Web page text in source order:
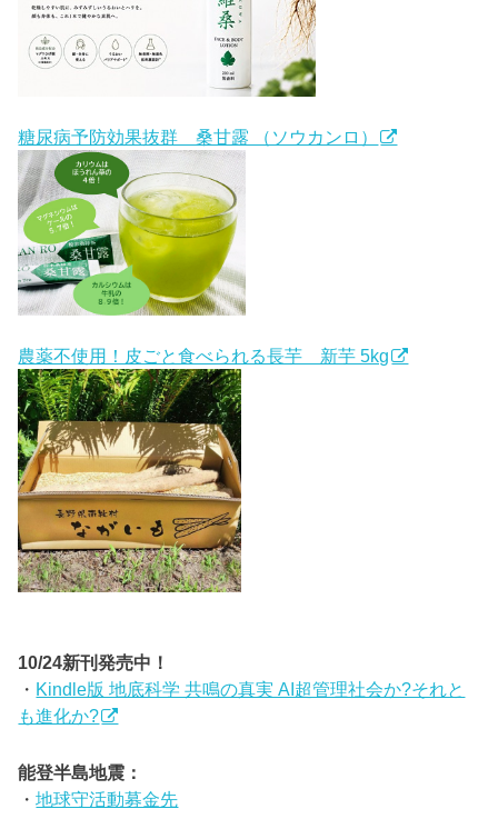
糖尿病予防効果抜群 桑甘露 （ソウカンロ）
農薬不使用！皮ごと食べられる長芋 新芋 5kg
10/24新刊発売中！
・ Kindle版 地底科学 共鳴の真実 AI超管理社会か?それと
も進化か?
能登半島地震：
・地球守活動募金先